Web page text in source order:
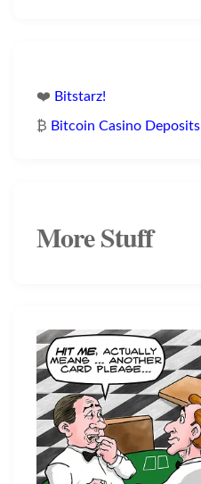
❤️ Bitstarz!
₿ Bitcoin Casino Deposits
More Stuff